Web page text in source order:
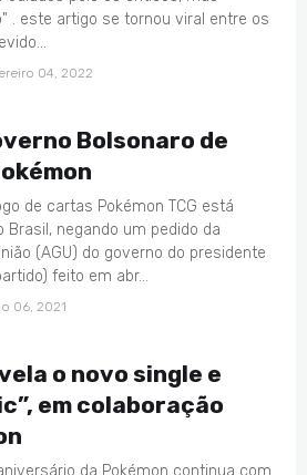
. este artigo se tornou viral entre os
04, 2022
Bolsonaro de
de cartas Pokémon TCG está
negando um pedido da
(AGU) do governo do presidente
feito em abr…
06, 2021
o novo single e
em colaboração
da Pokémon continua com